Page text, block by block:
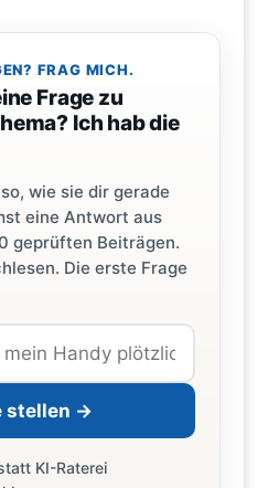
FRAG MICH.
Frage zu
Ich hab die
wie sie dir gerade
eine Antwort aus
geprüften Beiträgen.
Die erste Frage
stellen →
KI-Raterei